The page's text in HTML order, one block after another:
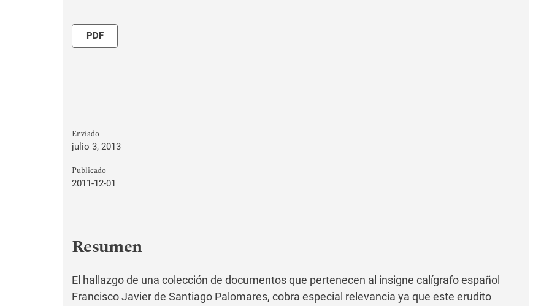
PDF
Enviado
julio 3, 2013
Publicado
2011-12-01
Resumen
El hallazgo de una colección de documentos que pertenecen al insigne calígrafo español
Francisco Javier de Santiago Palomares, cobra especial relevancia ya que este erudito